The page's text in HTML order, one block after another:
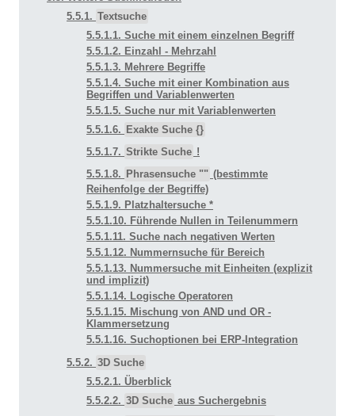
5.5.1. Textsuche
5.5.1.1. Suche mit einem einzelnen Begriff
5.5.1.2. Einzahl - Mehrzahl
5.5.1.3. Mehrere Begriffe
5.5.1.4. Suche mit einer Kombination aus
Begriffen und Variablenwerten
5.5.1.5. Suche nur mit Variablenwerten
5.5.1.6. Exakte Suche {}
5.5.1.7. Strikte Suche !
5.5.1.8. Phrasensuche "" (bestimmte
Reihenfolge der Begriffe)
5.5.1.9. Platzhaltersuche *
5.5.1.10. Führende Nullen in Teilenummern
5.5.1.11. Suche nach negativen Werten
5.5.1.12. Nummernsuche für Bereich
5.5.1.13. Nummersuche mit Einheiten (explizit
und implizit)
5.5.1.14. Logische Operatoren
5.5.1.15. Mischung von AND und OR -
Klammersetzung
5.5.1.16. Suchoptionen bei ERP-Integration
5.5.2. 3D Suche
5.5.2.1. Überblick
5.5.2.2. 3D Suche aus Suchergebnis